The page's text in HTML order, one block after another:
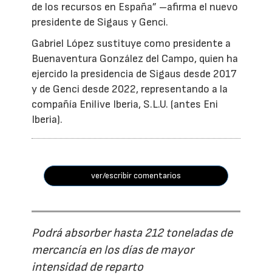
de los recursos en España” –afirma el nuevo
presidente de Sigaus y Genci.
Gabriel López sustituye como presidente a
Buenaventura González del Campo, quien ha
ejercido la presidencia de Sigaus desde 2017
y de Genci desde 2022, representando a la
compañía Enilive Iberia, S.L.U. (antes Eni
Iberia).
ver/escribir comentarios
Podrá absorber hasta 212 toneladas de
mercancía en los días de mayor
intensidad de reparto